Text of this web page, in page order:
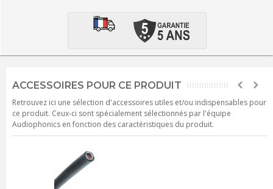
ACCESSOIRES POUR CE PRODUIT
Retrouvez ici une sélection d'accessoires utiles et/ou indispensables pour
ce produit. Ceux-ci sont spécialement sélectionnés par l'équipe
Audiophonics en fonction des caractéristiques du produit.